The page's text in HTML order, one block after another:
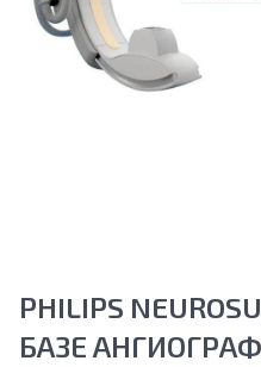
PHILIPS
БАЗЕ